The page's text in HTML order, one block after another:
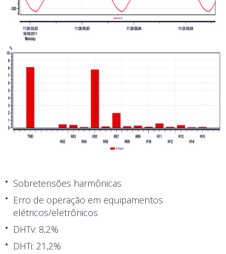
Sobretensões harmônicas
Erro de operação em equipamentos
elétricos/eletrônicos
DHTv: 8,2%
DHTi: 21,2%